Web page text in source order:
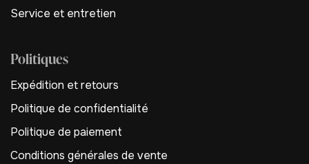
Service et entretien
Politiques
Expédition et retours
Politique de confidentialité
Politique de paiement
Conditions générales de vente